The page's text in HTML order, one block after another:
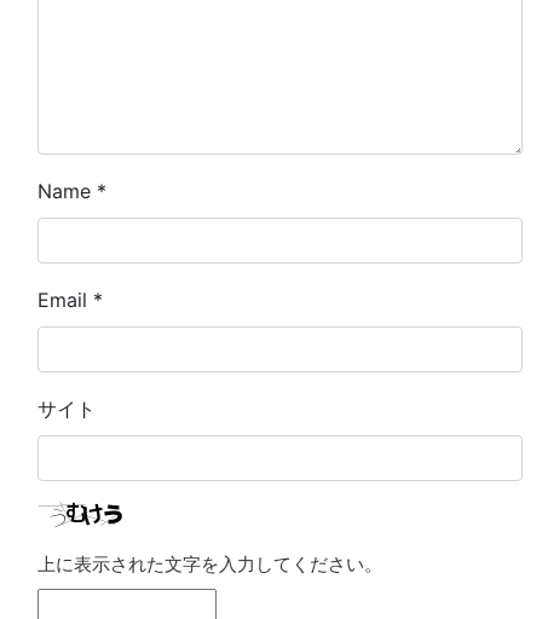
Name *
Email *
サイト
上に表示された文字を入力してください。